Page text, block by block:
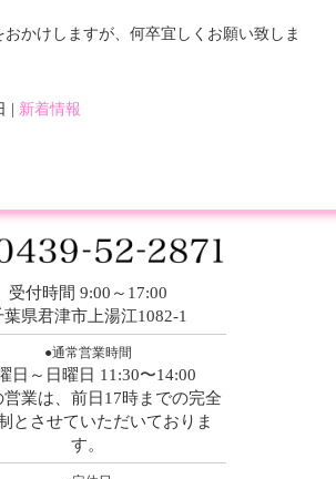
かけしますが、何卒宜しくお願い致しま
新着情報
受付時間 9:00～17:00
葉県君津市上湯江1082-1
●通常営業時間
日～日曜日 11:30〜14:00
業は、前日17時までの完全
とさせていただいておりま
す。